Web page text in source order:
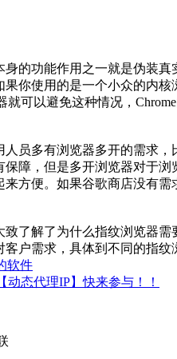
功能作用之一就是伪装真
你使用的是一个小众的内
就可以避免这种情况，
多有浏览器多开的需求，
障，但是多开浏览器对于
方便。如果谷歌商店没有
了解了为什么指纹浏览器需
户需求，具体到不同的指纹
软件
动态代理IP】快来参与！！